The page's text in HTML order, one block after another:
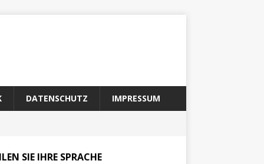
DATENSCHUTZ IMPRESSUM
SIE IHRE SPRACHE